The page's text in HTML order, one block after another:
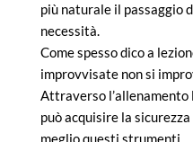
più naturale il passaggio
necessità.
Come spesso dico a
improvvisate non si
Attraverso
può acquisire la
meglio questi strumenti.